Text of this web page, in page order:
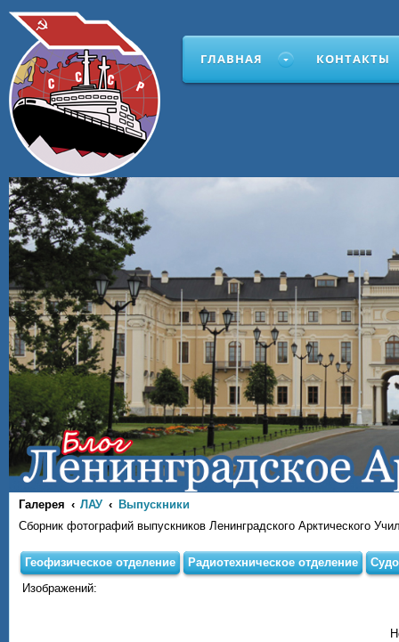
ГЛАВНАЯ КОНТАКТЫ
Галерея ЛАУ
Выпускники
Сборник фотографий выпускников Ленинградского Арктического
Геофизическое отделение Радиотехническое отделение
Изображений: